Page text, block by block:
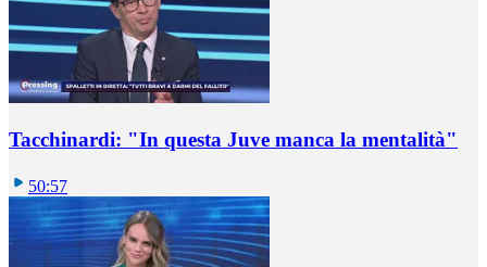
Tacchinardi: "In questa Juve manca la mentalità"
50:57